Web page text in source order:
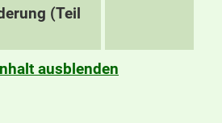
(Teil
ausblenden